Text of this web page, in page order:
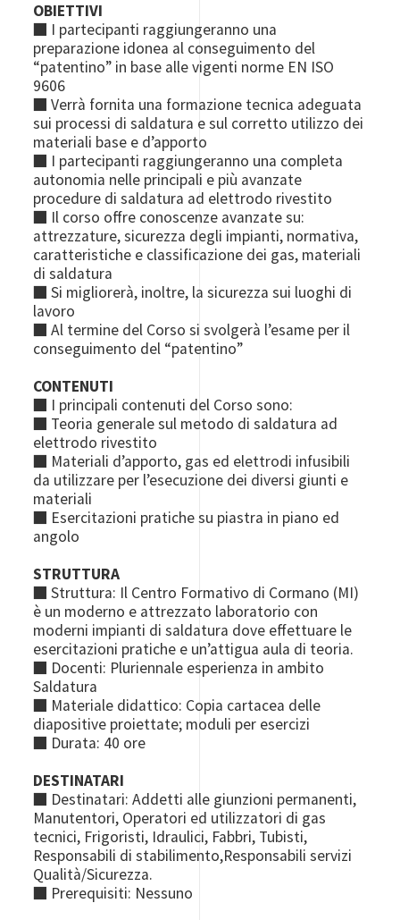
OBIETTIVI
■ I partecipanti raggiungeranno una
preparazione idonea al conseguimento del
“patentino” in base alle vigenti norme EN ISO
9606
■ Verrà fornita una formazione tecnica adeguata
sui processi di saldatura e sul corretto utilizzo dei
materiali base e d’apporto
■ I partecipanti raggiungeranno una completa
autonomia nelle principali e più avanzate
procedure di saldatura ad elettrodo rivestito
■ Il corso offre conoscenze avanzate su:
attrezzature, sicurezza degli impianti, normativa,
caratteristiche e classificazione dei gas, materiali
di saldatura
■ Si migliorerà, inoltre, la sicurezza sui luoghi di
lavoro
■ Al termine del Corso si svolgerà l’esame per il
conseguimento del “patentino”
CONTENUTI
■ I principali contenuti del Corso sono:
■ Teoria generale sul metodo di saldatura ad
elettrodo rivestito
■ Materiali d’apporto, gas ed elettrodi infusibili
da utilizzare per l’esecuzione dei diversi giunti e
materiali
■ Esercitazioni pratiche su piastra in piano ed
angolo
STRUTTURA
■ Struttura: Il Centro Formativo di Cormano (MI)
è un moderno e attrezzato laboratorio con
moderni impianti di saldatura dove effettuare le
esercitazioni pratiche e un’attigua aula di teoria.
■ Docenti: Pluriennale esperienza in ambito
Saldatura
■ Materiale didattico: Copia cartacea delle
diapositive proiettate; moduli per esercizi
■ Durata: 40 ore
DESTINATARI
■ Destinatari: Addetti alle giunzioni permanenti,
Manutentori, Operatori ed utilizzatori di gas
tecnici, Frigoristi, Idraulici, Fabbri, Tubisti,
Responsabili di stabilimento,Responsabili servizi
Qualità/Sicurezza.
■ Prerequisiti: Nessuno